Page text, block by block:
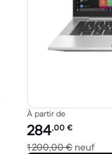
À partir de
Prix reconditionné :
284,00 €
1 200,00 € neuf